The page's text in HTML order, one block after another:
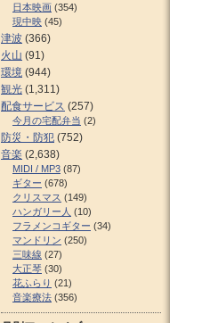
日本映画 (354)
現中映 (45)
津波 (366)
火山 (91)
環境 (944)
観光 (1,311)
配食サービス (257)
今月の宅配弁当 (2)
防災・防犯 (752)
音楽 (2,638)
MIDI / MP3 (87)
ギター (678)
クリスマス (149)
ハンガリー人 (10)
フラメンコギター (34)
マンドリン (250)
三味線 (27)
大正琴 (30)
花ふらり (21)
音楽療法 (356)